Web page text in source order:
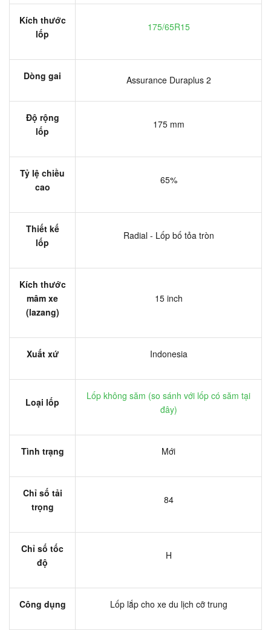
Kích thước
lốp
175/65R15
Dòng gai Assurance Duraplus 2
Độ rộng
lốp
175 mm
Tỷ lệ chiều
cao
65%
Thiết kế
lốp
Radial - Lốp bố tỏa tròn
Kích thước
mâm xe
(lazang)
15 inch
Xuất xứ Indonesia
Loại lốp
Lốp không săm (so sánh với lốp có săm tại
đây)
Tình trạng Mới
Chỉ số tải
trọng
84
Chỉ số tốc
độ
H
Công dụng Lốp lắp cho xe du lịch cỡ trung